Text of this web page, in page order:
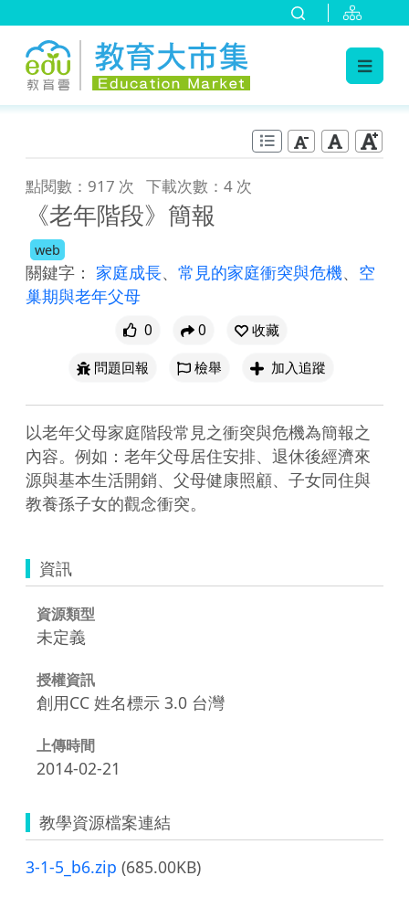
點閱數：917 次 下載次數：4 次
《老年階段》簡報
web
關鍵字： 家庭成長、 常見的家庭衝突與危機、 空
巢期與老年父母
0 0
收藏
問題回報
檢舉 加入追蹤
以老年父母家庭階段常見之衝突與危機為簡報之
內容。例如：老年父母居住安排、退休後經濟來
源與基本生活開銷、父母健康照顧、子女同住與
教養孫子女的觀念衝突。
資訊
資源類型
未定義
授權資訊
創用CC 姓名標示 3.0 台灣
上傳時間
2014-02-21
教學資源檔案連結
3-1-5_b6.zip (685.00KB)